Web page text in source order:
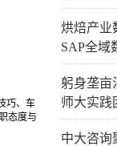
巧、车
态度与
烘焙产业
SAP全域
躬身垄
师大实践
中大咨询